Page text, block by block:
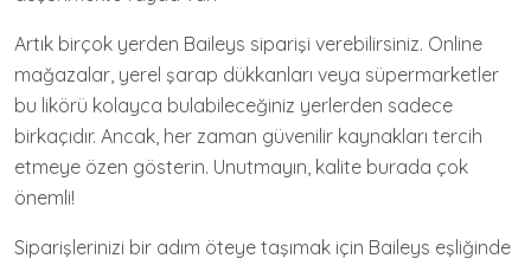
Artık birçok yerden Baileys siparişi verebilirsiniz. Online
mağazalar, yerel şarap dükkanları veya süpermarketler
bu likörü kolayca bulabileceğiniz yerlerden sadece
birkaçıdır. Ancak, her zaman güvenilir kaynakları tercih
etmeye özen gösterin. Unutmayın, kalite burada çok
önemli!
Siparişlerinizi bir adım öteye taşımak için Baileys eşliğinde